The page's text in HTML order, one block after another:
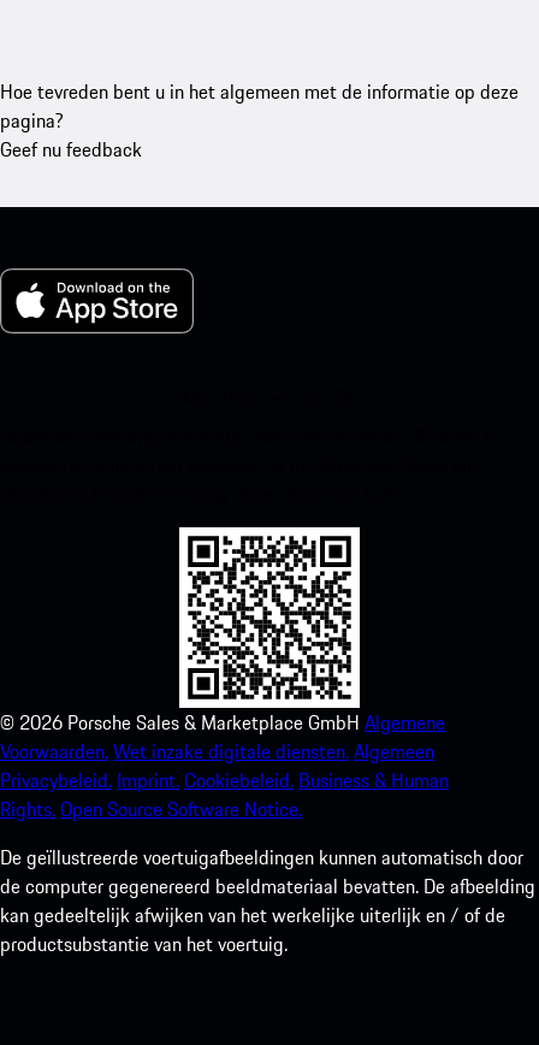
Hoe tevreden bent u in het algemeen met de informatie op deze
pagina?
Geef nu feedback
© 2026 Porsche Sales & Marketplace GmbH Algemene
Voorwaarden.Wet inzake digitale diensten.Algemeen
Privacybeleid. Imprint.Cookiebeleid. Business & Human
Rights.Open Source Software Notice.
De geïllustreerde voertuigafbeeldingen kunnen automatisch door
de computer gegenereerd beeldmateriaal bevatten. De afbeelding
kan gedeeltelijk afwijken van het werkelijke uiterlijk en / of de
productsubstantie van het voertuig.